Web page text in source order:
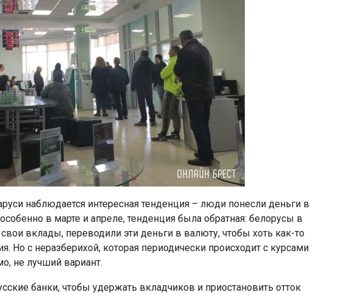
наблюдается интересная тенденция – люди понесли деньги в
в марте и апреле, тенденция была обратная: белорусы в
вклады, переводили эти деньги в валюту, чтобы хоть как-то
Но с неразберихой, которая периодически происходит с курсами
не лучший вариант.
банки, чтобы удержать вкладчиков и приостановить отток